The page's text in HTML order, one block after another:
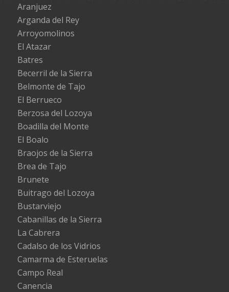
Aranjuez
Arganda del Rey
Arroyomolinos
El Atazar
Batres
Becerril de la Sierra
Belmonte de Tajo
El Berrueco
Berzosa del Lozoya
Boadilla del Monte
El Boalo
Braojos de la Sierra
Brea de Tajo
Brunete
Buitrago del Lozoya
Bustarviejo
Cabanillas de la Sierra
La Cabrera
Cadalso de los Vidrios
Camarma de Esteruelas
Campo Real
Canencia